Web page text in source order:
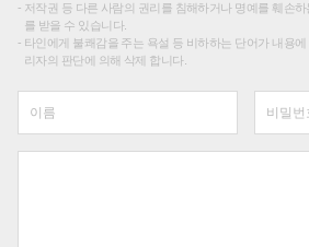
저작권 등 다른 사람의 권리를 침해하거나 명예를 훼손
를 받을 수 있습니다.
타인에게 불쾌감을 주는 욕설 등 비하하는 단어가 내용
리자의 판단에 의해 삭제 합니다.